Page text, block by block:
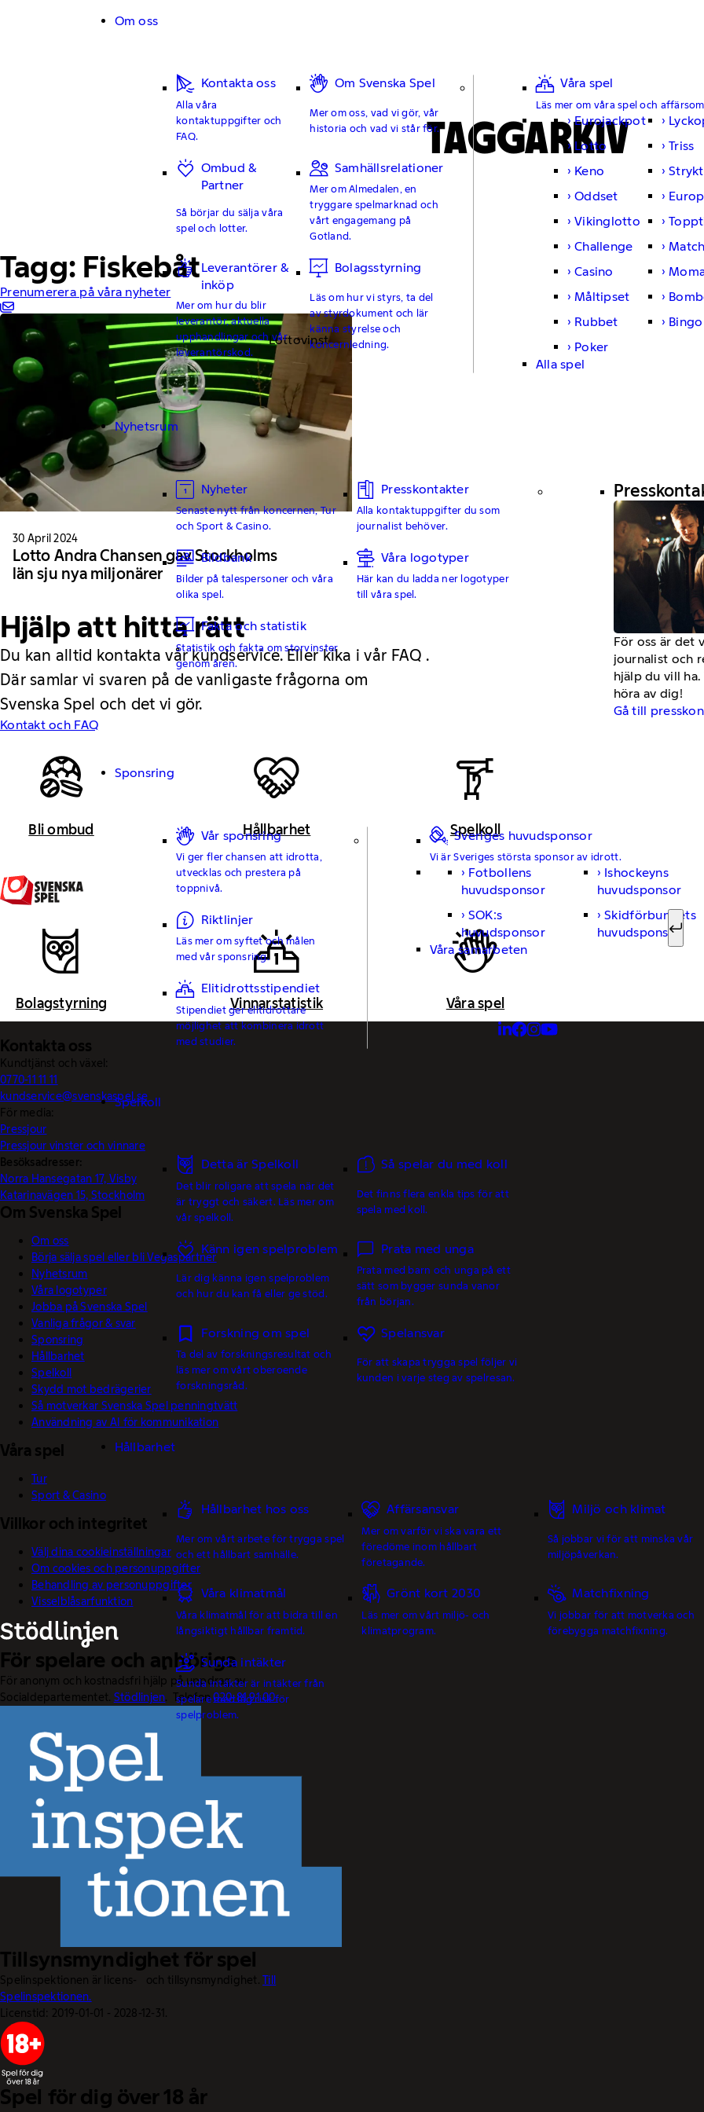
Om oss
Kontakta oss
Alla våra
kontaktuppgifter och
FAQ.
Om Svenska Spel
Mer om oss, vad vi gör, vår
historia och vad vi står för.
Ombud &
Partner
Så börjar du sälja våra
spel och lotter.
Samhällsrelationer
Mer om Almedalen, en
tryggare spelmarknad och
vårt engagemang på
Gotland.
Leverantörer &
inköp
Mer om hur du blir
leverantör, aktuella
upphandlingar och vår
leverantörskod.
Bolagsstyrning
Läs om hur vi styrs, ta del
av styrdokument och lär
känna styrelse och
koncernledning.
Våra spel
Läs mer om våra spel och
Eurojackpot
Lotto
Triss
Keno
Oddset
Vikinglotto
Challenge
Casino
Måltipset
Rubbet
Bingo
Poker
Alla spel
Nyhetsrum
Nyheter
Senaste nytt från koncernen, Tur
och Sport & Casino.
Presskontakter
Alla kontaktuppgifter du som
journalist behöver.
Bildbank
Bilder på talespersoner och våra
olika spel.
Våra logotyper
Här kan du ladda ner logotyper
till våra spel.
Fakta och statistik
Statistik och fakta om storvinster
genom åren.
För oss är det
journalist och
hjälp du vill
höra av dig!
Gå till
Sponsring
Vår sponsring
Vi ger fler chansen att idrotta,
utvecklas och prestera på
toppnivå.
Riktlinjer
Läs mer om syftet och målen
med vår sponsring.
Elitidrottsstipendiet
Stipendiet ger elitidrottare
möjlighet att kombinera idrott
med studier.
Sveriges huvudsponsor
Vi är Sveriges största sponsor av idrott.
Fotbollens
huvudsponsor
Ishockeyns
huvudsponsor
SOK:s
huvudsponsor
Skidförbundets
huvudsponsor
Våra samarbeten
Spelkoll
Detta är Spelkoll
Det blir roligare att spela när det
är tryggt och säkert. Läs mer om
vår spelkoll.
Så spelar du med koll
Det finns flera enkla tips för att
spela med koll.
Känn igen spelproblem
Lär dig känna igen spelproblem
och hur du kan få eller ge stöd.
Prata med unga
Prata med barn och unga på ett
sätt som bygger sunda vanor
från början.
Forskning om spel
Ta del av forskningsresultat och
läs mer om vårt oberoende
forskningsråd.
Spelansvar
För att skapa trygga spel följer vi
kunden i varje steg av spelresan.
Hållbarhet
Hållbarhet hos oss
Mer om vårt arbete för trygga spel
och ett hållbart samhälle.
Affärsansvar
Mer om varför vi ska vara ett
föredöme inom hållbart
företagande.
Miljö och klimat
Så jobbar vi för att minska vår
miljöpåverkan.
Våra klimatmål
Våra klimatmål för att bidra till en
långsiktigt hållbar framtid.
Grönt kort 2030
Läs mer om vårt miljö- och
klimatprogram.
Matchfixning
Vi jobbar för att motverka och
förebygga matchfixning.
Sunda intäkter
Sunda intäkter är intäkter från
spelare med låg risk för
spelproblem.
Sök
TAGGARKIV
Tagg: Fiskebåt
Prenumerera på våra nyheter
Lottovinst
30 April 2024
Lotto Andra Chansen gav Stockholms
län sju nya miljonärer
Hjälp att hitta rätt
Du kan alltid kontakta vår kundservice. Eller kika i vår FAQ .
Där samlar vi svaren på de vanligaste frågorna om
Svenska Spel och det vi gör.
Kontakt och FAQ
Bli ombud Hållbarhet Spelkoll
Bolagstyrning Vinnarstatistik Våra spel
Kontakta oss
Kundtjänst och växel:
0770-11 11 11
kundservice@svenskaspel.se
För media:
Pressjour
Pressjour vinster och vinnare
Besöksadresser:
Norra Hansegatan 17, Visby
Katarinavägen 15, Stockholm
Om Svenska Spel
Om oss
Börja sälja spel eller bli Vegaspartner
Nyhetsrum
Våra logotyper
Jobba på Svenska Spel
Vanliga frågor & svar
Sponsring
Hållbarhet
Spelkoll
Skydd mot bedrägerier
Så motverkar Svenska Spel penningtvätt
Användning av AI för kommunikation
Våra spel
Tur
Sport & Casino
Villkor och integritet
Välj dina cookieinställningar
Om cookies och personuppgifter
Behandling av personuppgifter
Visselblåsarfunktion
För spelare och anhöriga
För anonym och kostnadsfri hjälp på uppdrag av
Socialdepartementet. Stödlinjen . Telefon020-81 91 00.
Tillsynsmyndighet för spel
Spelinspektionen är licens- och tillsynsmyndighet.Till
Spelinspektionen.
Licenstid: 2019-01-01 - 2028-12-31.
Spel för dig över 18 år